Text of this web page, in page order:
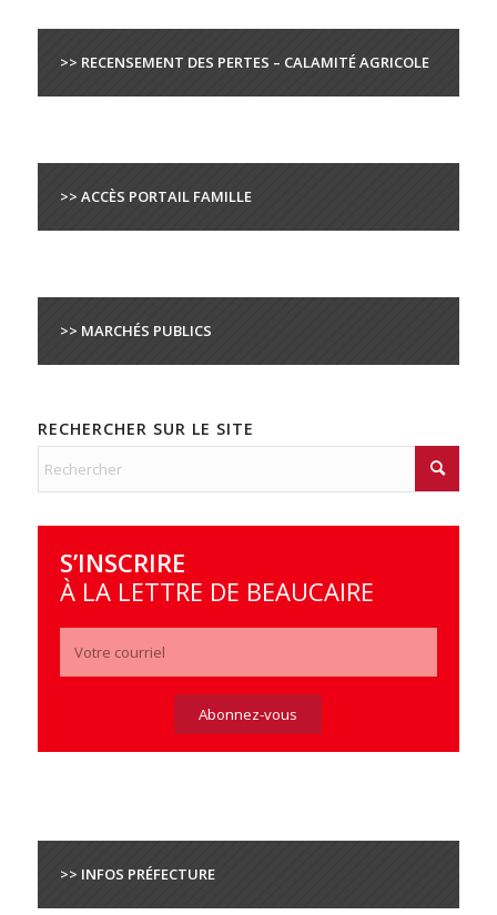
>> RECENSEMENT DES PERTES – CALAMITÉ AGRICOLE
>> ACCÈS PORTAIL FAMILLE
>> MARCHÉS PUBLICS
RECHERCHER SUR LE SITE
S’INSCRIRE
À LA LETTRE DE BEAUCAIRE
>> INFOS PRÉFECTURE